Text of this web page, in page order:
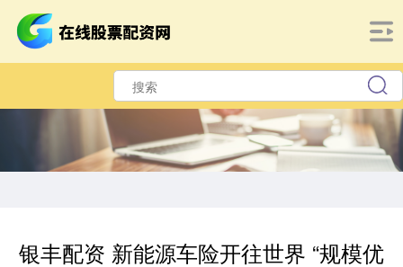
银丰配资 新能源车险开往世界 “规模优